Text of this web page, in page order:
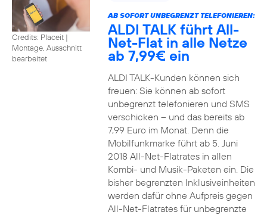
Credits: Placeit |
Montage, Ausschnitt
bearbeitet
AB SOFORT UNBEGRENZT TELEFONIEREN:
ALDI TALK führt All-
Net-Flat in alle Netze
ab 7,99€ ein
ALDI TALK-Kunden können sich
freuen: Sie können ab sofort
unbegrenzt telefonieren und SMS
verschicken – und das bereits ab
7,99 Euro im Monat. Denn die
Mobilfunkmarke führt ab 5. Juni
2018 All-Net-Flatrates in allen
Kombi- und Musik-Paketen ein. Die
bisher begrenzten Inklusiveinheiten
werden dafür ohne Aufpreis gegen
All-Net-Flatrates für unbegrenzte